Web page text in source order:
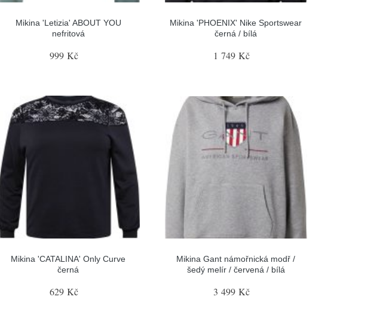
Mikina 'Letizia' ABOUT YOU
nefritová
999 Kč
Mikina 'PHOENIX' Nike Sportswear
černá / bílá
1 749 Kč
Mikina 'CATALINA' Only Curve
černá
629 Kč
Mikina Gant námořnická modř /
šedý melír / červená / bílá
3 499 Kč